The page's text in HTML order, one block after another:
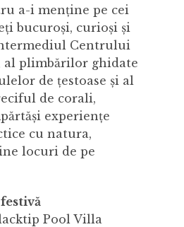
a-i menține pe cei
bucuroși, curioși și
Centrului
al plimbărilor ghidate
de țestoase și al
de corali,
experiențe
cu natura,
locuri de pe
Pool Villa